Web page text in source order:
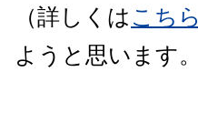
（詳しくは こちら
ようと思います。